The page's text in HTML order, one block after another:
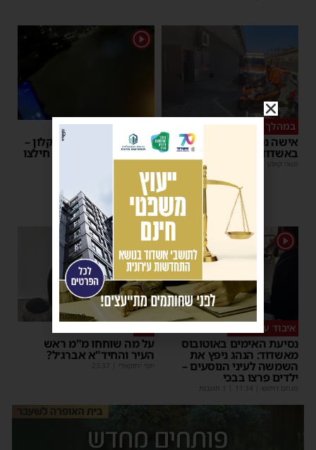
במהלך העבודה
אישה נפלה מסולם במחסן
באשדוד
משה קאהן
1
תינוק ננעל ברכב באשקלון –
המתנדבים האשדודים חילצו
אותו בשלום
משה קאהן
1
איבוד עשתונות
נסיעת האימים באוטובוס
מאשדוד: הנהג ניפץ את
השמשה לעיני הנוסעים –
ילדים פרצו בבכי
מנחם דויטש 11:34
1
על מה שוחחו מ"מ ראש
העיר והחיד"א אברג׳ל?
יוסי יחזקאלי 23:37
פרסומת